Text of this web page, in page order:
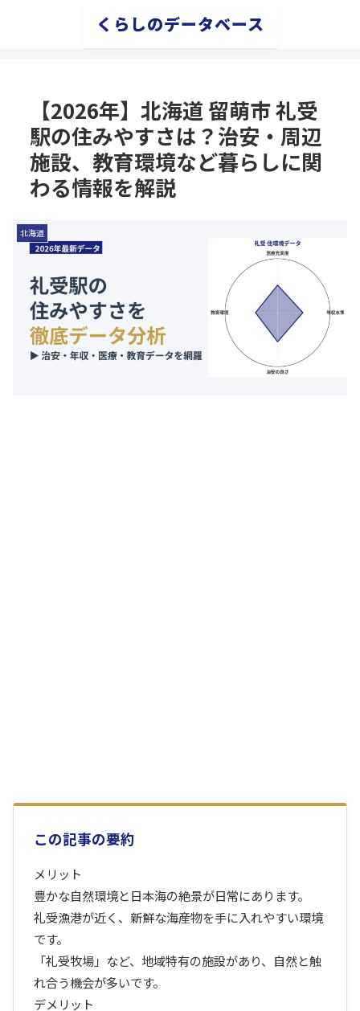
くらしのデータベース
【2026年】北海道 留萌市 礼受
駅の住みやすさは？治安・周辺
施設、教育環境など暮らしに関
わる情報を解説
北海道
この記事の要約
メリット
豊かな自然環境と日本海の絶景が日常にあります。
礼受漁港が近く、新鮮な海産物を手に入れやすい環境
です。
「礼受牧場」など、地域特有の施設があり、自然と触
れ合う機会が多いです。
デメリット